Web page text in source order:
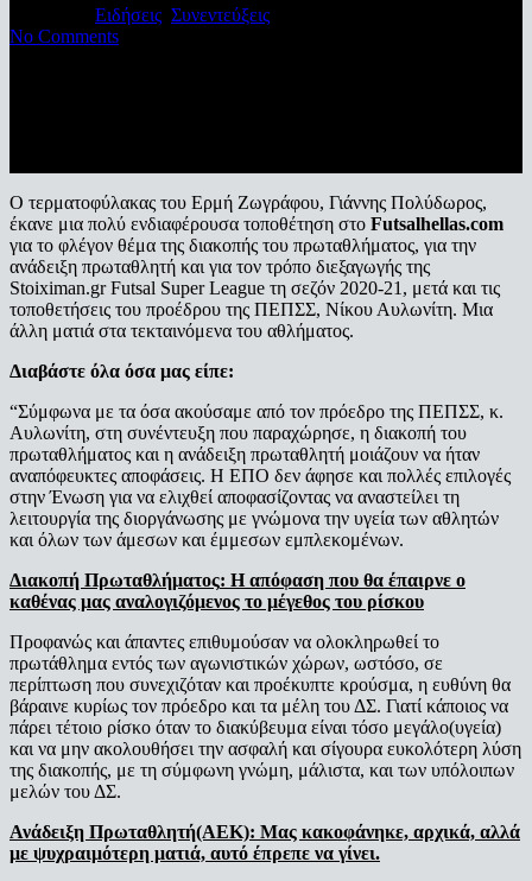
Ειδήσεις Συνεντεύξεις
No Comments
Ο τερματοφύλακας του Ερμή Ζωγράφου, Γιάννης Πολύδωρος,
έκανε μια πολύ ενδιαφέρουσα τοποθέτηση στο Futsalhellas.com
για το φλέγον θέμα της διακοπής του πρωταθλήματος, για την
ανάδειξη πρωταθλητή και για τον τρόπο διεξαγωγής της
Stoiximan.gr Futsal Super League τη σεζόν 2020-21, μετά και τις
τοποθετήσεις του προέδρου της ΠΕΠΣΣ, Νίκου Αυλωνίτη. Μια
άλλη ματιά στα τεκταινόμενα του αθλήματος.
Διαβάστε όλα όσα μας είπε:
“Σύμφωνα με τα όσα ακούσαμε από τον πρόεδρο της ΠΕΠΣΣ, κ.
Αυλωνίτη, στη συνέντευξη που παραχώρησε, η διακοπή του
πρωταθλήματος και η ανάδειξη πρωταθλητή μοιάζουν να ήταν
αναπόφευκτες αποφάσεις. Η ΕΠΟ δεν άφησε και πολλές επιλογές
στην Ένωση για να ελιχθεί αποφασίζοντας να αναστείλει τη
λειτουργία της διοργάνωσης με γνώμονα την υγεία των αθλητών
και όλων των άμεσων και έμμεσων εμπλεκομένων.
Διακοπή Πρωταθλήματος: Η απόφαση που θα έπαιρνε ο
καθένας μας αναλογιζόμενος το μέγεθος του ρίσκου
Προφανώς και άπαντες επιθυμούσαν να ολοκληρωθεί το
πρωτάθλημα εντός των αγωνιστικών χώρων, ωστόσο, σε
περίπτωση που συνεχιζόταν και προέκυπτε κρούσμα, η ευθύνη θα
βάραινε κυρίως τον πρόεδρο και τα μέλη του ΔΣ. Γιατί κάποιος να
πάρει τέτοιο ρίσκο όταν το διακύβευμα είναι τόσο μεγάλο(υγεία)
και να μην ακολουθήσει την ασφαλή και σίγουρα ευκολότερη λύση
της διακοπής, με τη σύμφωνη γνώμη, μάλιστα, και των υπόλοιπων
μελών του ΔΣ.
Ανάδειξη Πρωταθλητή(ΑΕΚ): Μας κακοφάνηκε, αρχικά, αλλά
με ψυχραιμότερη ματιά, αυτό έπρεπε να γίνει.